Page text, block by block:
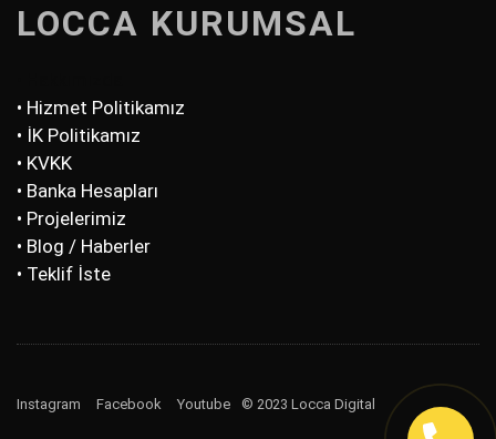
LOCCA KURUMSAL
• Hizmet Politikamız
• İK Politikamız
• KVKK
• Banka Hesapları
• Projelerimiz
• Blog / Haberler
• Teklif İste
© 2023 Locca Digital
Instagram Facebook Youtube